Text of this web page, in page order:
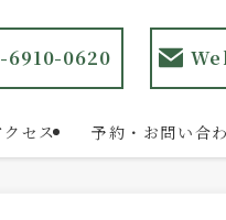
クセス 予約・お問い合
6910-0620